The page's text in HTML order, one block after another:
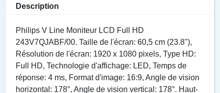
Description
Philips V Line Moniteur LCD Full HD
243V7QJABF/00. Taille de l'écran: 60,5 cm (23.8"),
Résolution de l'écran: 1920 x 1080 pixels, Type HD:
Full HD, Technologie d'affichage: LED, Temps de
réponse: 4 ms, Format d'image: 16:9, Angle de vision
horizontal: 178°, Angle de vision vertical: 178°. Haut-